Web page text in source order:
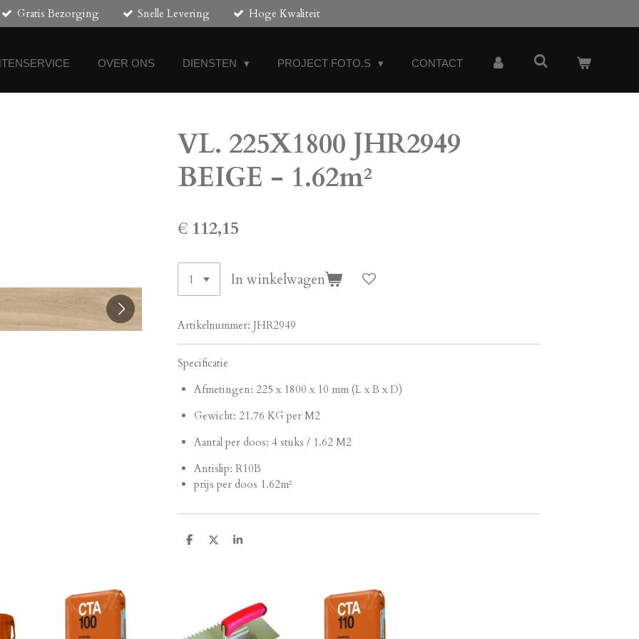
Gratis Bezorging Snelle Levering Hoge Kwaliteit
OVER ONS DIENSTEN PROJECT FOTO.S CONTACT
VL. 225X1800 JHR2949
BEIGE - 1.62m²
€ 112,15
In winkelwagen
Artikelnummer: JHR2949
Specificatie
Afmetingen: 225 x 1800 x 10 mm (L x B x D)
Gewicht: 21.76 KG per M2
Aantal per doos: 4 stuks / 1.62 M2
Antislip: R10B
prijs per doos 1.62m²
D
D
S